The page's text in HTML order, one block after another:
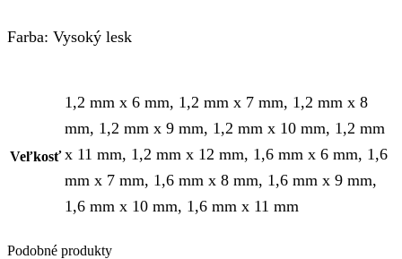
Farba: Vysoký lesk
Veľkosť
1,2 mm x 6 mm, 1,2 mm x 7 mm, 1,2 mm x 8
mm, 1,2 mm x 9 mm, 1,2 mm x 10 mm, 1,2 mm
x 11 mm, 1,2 mm x 12 mm, 1,6 mm x 6 mm, 1,6
mm x 7 mm, 1,6 mm x 8 mm, 1,6 mm x 9 mm,
1,6 mm x 10 mm, 1,6 mm x 11 mm
Podobné produkty